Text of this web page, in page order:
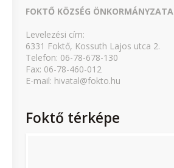
FOKTŐ KÖZSÉG ÖNKORMÁNYZATA
Levelezési cím:
6331 Foktő, Kossuth Lajos utca 2.
Telefon: 06-78-678-130
Fax: 06-78-460-012
E-mail: hivatal@fokto.hu
Foktő térképe